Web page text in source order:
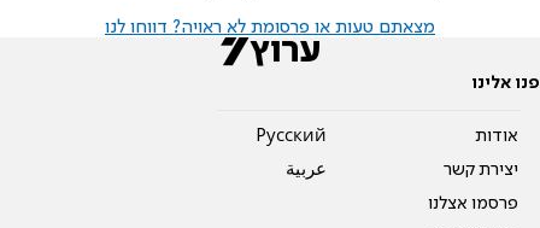
מצאתם טעות או פרסומת לא ראויה? דווחו לנו
פנו אלינו
אודות
יצירת קשר
פרסמו אצלנו
Pусский
عربية